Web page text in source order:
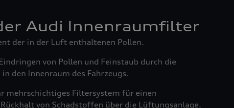
Audi Innenraumfilter
der in der Luft enthaltenen Pollen.
von Pollen und Feinstaub durch die
den Innenraum des Fahrzeugs.
mehrschichtiges Filtersystem für einen
von Schadstoffen über die Lüftungsanlage.